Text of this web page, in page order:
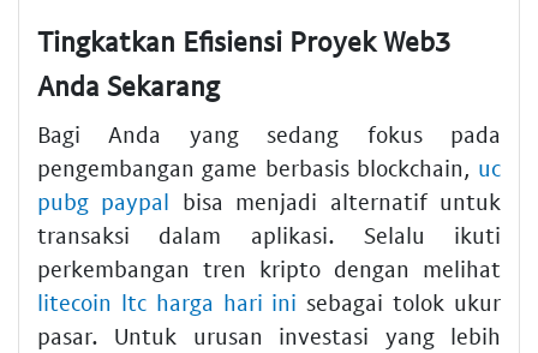
Tingkatkan Efisiensi Proyek Web3
Anda Sekarang
Bagi Anda yang sedang fokus pada
pengembangan game berbasis blockchain, uc
pubg paypal bisa menjadi alternatif untuk
transaksi dalam aplikasi. Selalu ikuti
perkembangan tren kripto dengan melihat
litecoin ltc harga hari ini sebagai tolok ukur
pasar. Untuk urusan investasi yang lebih